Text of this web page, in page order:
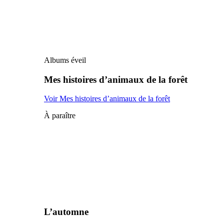
Albums éveil
Mes histoires d’animaux de la forêt
Voir Mes histoires d’animaux de la forêt
À paraître
L’automne